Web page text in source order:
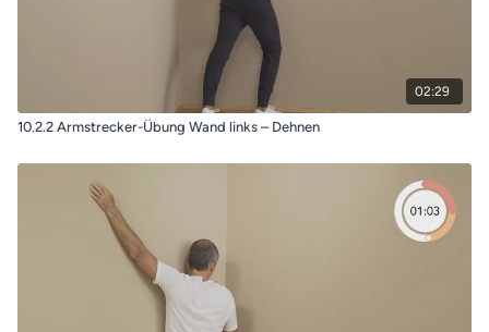
02:29
10.2.2 Armstrecker-Übung Wand links – Dehnen